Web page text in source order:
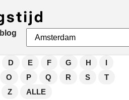
blog
D E F G H
I
O P Q R S
T
Z ALLE